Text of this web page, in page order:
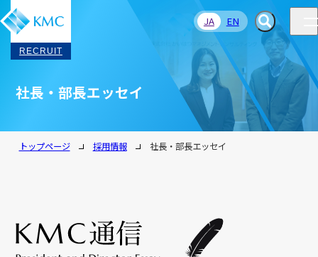
RECRUIT
JA EN
社長・部長エッセイ
トップページ 採用情報 社長・部長エッセイ